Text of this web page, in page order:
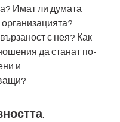
Имат ли думата
с нея? Как
да станат по-
и
.